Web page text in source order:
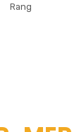
Rang